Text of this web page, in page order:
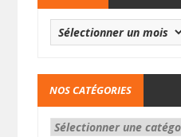
NOS CATÉGORIES